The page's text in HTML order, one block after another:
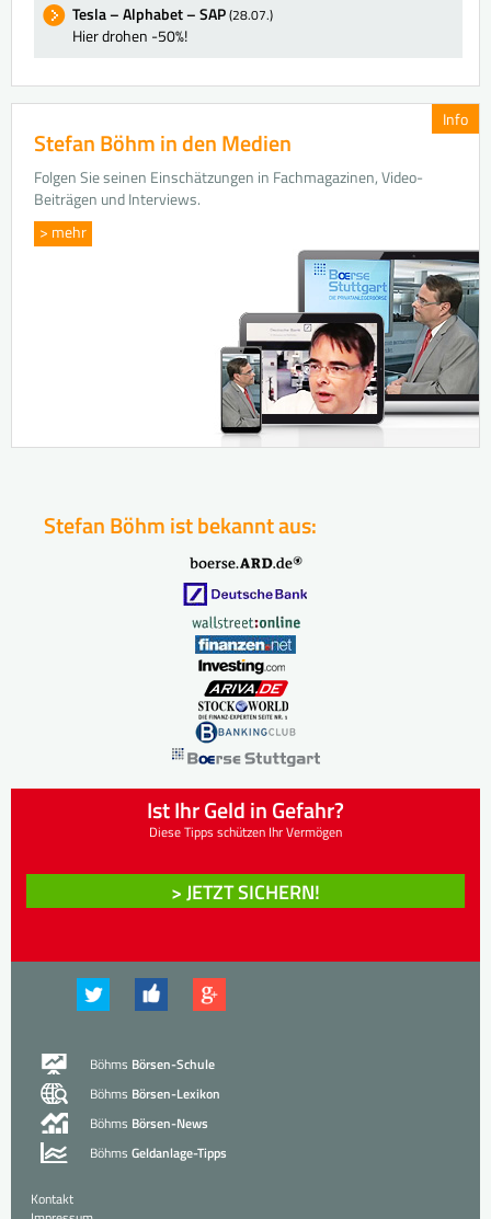
Tesla – Alphabet – SAP(28.07.)
Hier drohen -50%!
Info
Stefan Böhm in den Medien
Folgen Sie seinen Einschätzungen in Fachmagazinen, Video-
Beiträgen und Interviews.
> mehr
Stefan Böhm ist bekannt aus:
Ist Ihr Geld in Gefahr?
Diese Tipps schützen Ihr Vermögen
> JETZT SICHERN!
Böhms Börsen-Schule
Böhms Börsen-Lexikon
Böhms Börsen-News
Böhms Geldanlage-Tipps
Kontakt